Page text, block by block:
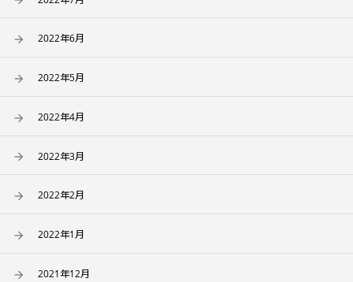
2022年6月
2022年5月
2022年4月
2022年3月
2022年2月
2022年1月
2021年12月